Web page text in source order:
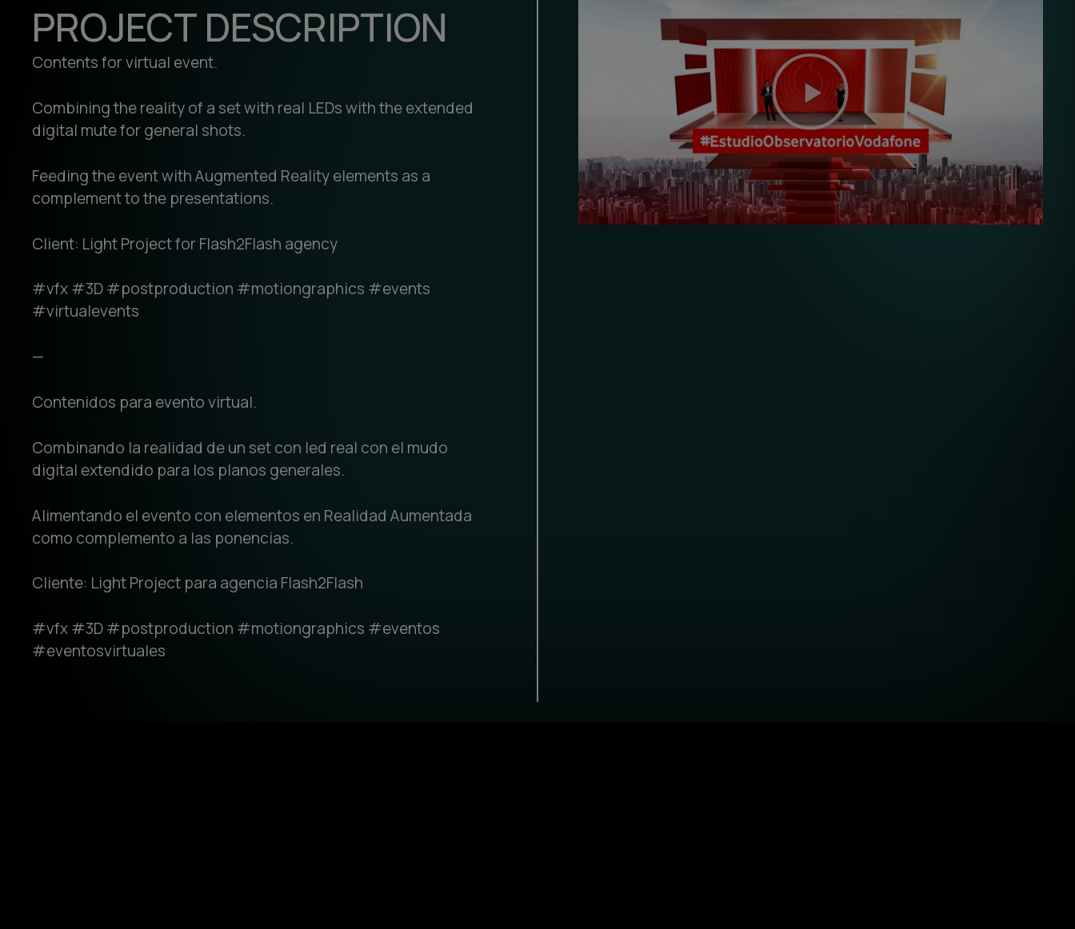
PROJECT DESCRIPTION
Contents for virtual event.
Combining the reality of a set with real LEDs with the extended
digital mute for general shots.
Feeding the event with Augmented Reality elements as a
complement to the presentations.
Client: Light Project for Flash2Flash agency
#vfx #3D #postproduction #motiongraphics #events
#virtualevents
—
Contenidos para evento virtual.
Combinando la realidad de un set con led real con el mudo
digital extendido para los planos generales.
Alimentando el evento con elementos en Realidad Aumentada
como complemento a las ponencias.
Cliente: Light Project para agencia Flash2Flash
#vfx #3D #postproduction #motiongraphics #eventos
#eventosvirtuales